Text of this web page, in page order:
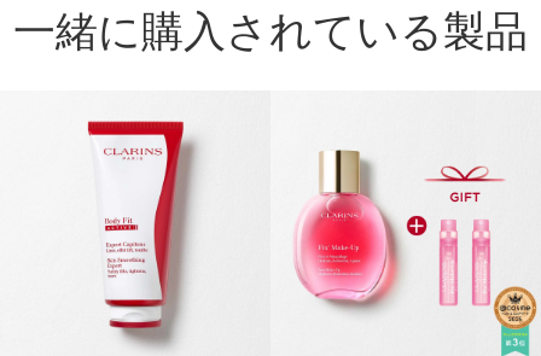
一緒に購入されている製品
コンテンツへ移動